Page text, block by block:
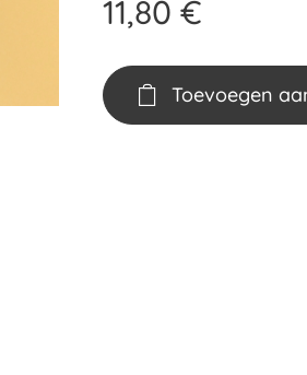
11,80 €
Toevoegen